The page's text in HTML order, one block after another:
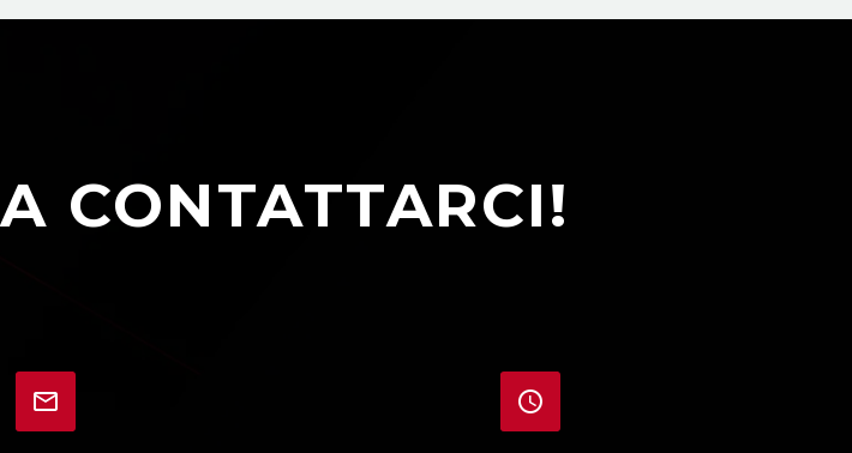
CONTATTARCI!

 
